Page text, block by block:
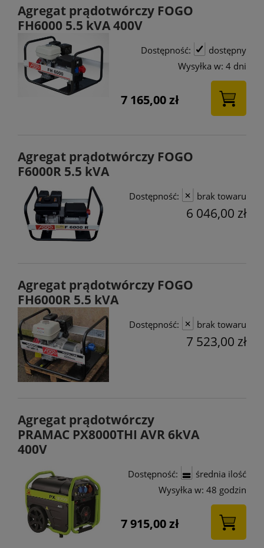
Agregat prądotwórczy FOGO
FH6000 5.5 kVA 400V
Dostępność:
dostępny
Wysyłka w: 4 dni
7 165,00 zł
Agregat prądotwórczy FOGO
F6000R 5.5 kVA
Dostępność: brak towaru
6 046,00 zł
Agregat prądotwórczy FOGO
FH6000R 5.5 kVA
Dostępność: brak towaru
7 523,00 zł
Agregat prądotwórczy
PRAMAC PX8000THI AVR 6kVA
400V
Dostępność:
średnia ilość
Wysyłka w: 48 godzin
7 915,00 zł